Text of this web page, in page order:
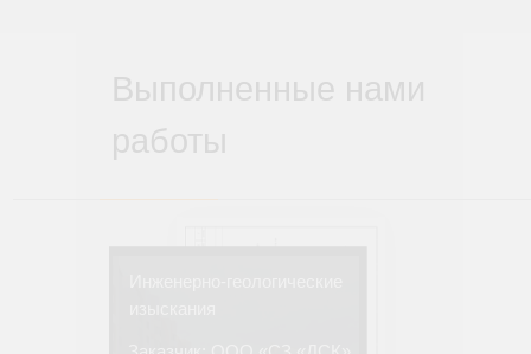
Выполненные нами
работы